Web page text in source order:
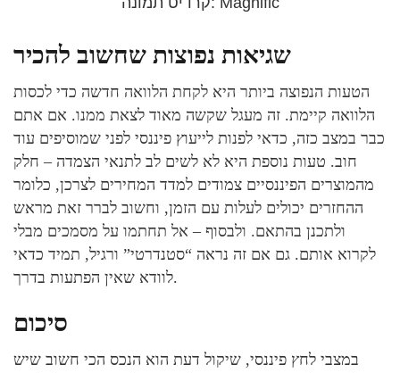
שגיאות נפוצות שחשוב להכיר
הטעות הנפוצה ביותר היא לקחת הלוואה חדשה כדי לכסות
הלוואה קיימת. זה מעגל שקשה מאוד לצאת ממנו. אם אתם
כבר במצב כזה, כדאי לפנות לייעוץ פיננסי לפני שמוסיפים עוד
חוב. טעות נוספת היא לא לשים לב לתנאי הצמדה – חלק
מהמוצרים הפיננסיים צמודים למדד המחירים לצרכן, כלומר
ההחזרים יכולים לעלות עם הזמן, וחשוב לברר זאת מראש
ולתכנן בהתאם. ולבסוף – אל תחתמו על מסמכים מבלי
לקרוא אותם. גם אם זה נראה “סטנדרטי” ורגיל, תמיד כדאי
לוודא שאין הפתעות בדרך.
סיכום
במצבי לחץ פיננסי, שיקול דעת הוא הנכס הכי חשוב שיש